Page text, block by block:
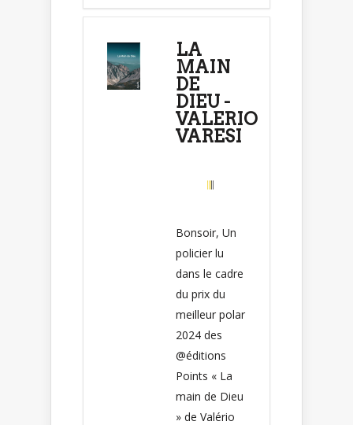
LA
MAIN
DE
DIEU -
VALERIO
VARESI
Bonsoir, Un
policier lu
dans le cadre
du prix du
meilleur polar
2024 des
@éditions
Points « La
main de Dieu
» de Valério